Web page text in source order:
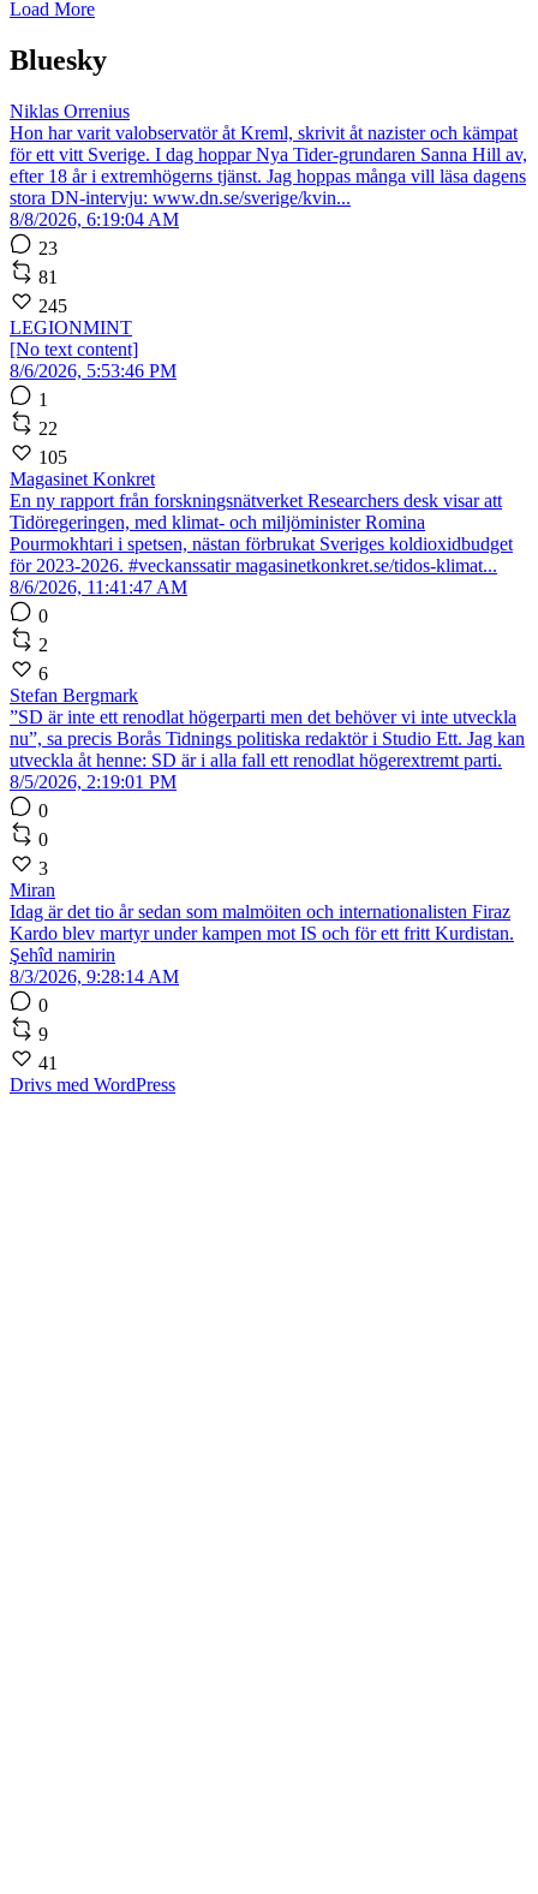
Load More
Bluesky
Niklas Orrenius
Hon har varit valobservatör åt Kreml, skrivit åt nazister och kämpat
för ett vitt Sverige. I dag hoppar Nya Tider-grundaren Sanna Hill av,
efter 18 år i extremhögerns tjänst. Jag hoppas många vill läsa dagens
stora DN-intervju: www.dn.se/sverige/kvin...
8/8/2026, 6:19:04 AM
23
81
245
LEGIONMINT
[No text content]
8/6/2026, 5:53:46 PM
1
22
105
Magasinet Konkret
En ny rapport från forskningsnätverket Researchers desk visar att
Tidöregeringen, med klimat- och miljöminister Romina
Pourmokhtari i spetsen, nästan förbrukat Sveriges koldioxidbudget
för 2023-2026. #veckanssatir magasinetkonkret.se/tidos-klimat...
8/6/2026, 11:41:47 AM
0
2
6
Stefan Bergmark
”SD är inte ett renodlat högerparti men det behöver vi inte utveckla
nu”, sa precis Borås Tidnings politiska redaktör i Studio Ett. Jag kan
utveckla åt henne: SD är i alla fall ett renodlat högerextremt parti.
8/5/2026, 2:19:01 PM
0
0
3
Miran
Idag är det tio år sedan som malmöiten och internationalisten Firaz
Kardo blev martyr under kampen mot IS och för ett fritt Kurdistan.
Şehîd namirin
8/3/2026, 9:28:14 AM
0
9
41
Drivs med WordPress